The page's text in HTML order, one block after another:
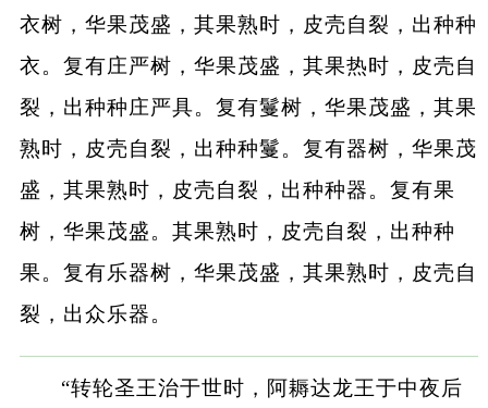
衣树，华果茂盛，其果熟时，皮壳自裂，出种种
衣。复有庄严树，华果茂盛，其果热时，皮壳自
裂，出种种庄严具。复有鬘树，华果茂盛，其果
熟时，皮壳自裂，出种种鬘。复有器树，华果茂
盛，其果熟时，皮壳自裂，出种种器。复有果
树，华果茂盛。其果熟时，皮壳自裂，出种种
果。复有乐器树，华果茂盛，其果熟时，皮壳自
裂，出众乐器。
“转轮圣王治于世时，阿耨达龙王于中夜后